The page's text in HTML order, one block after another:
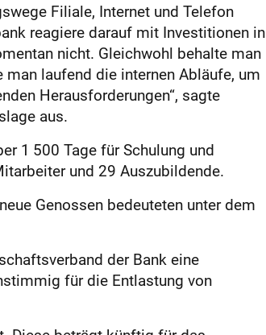
Filiale, Internet und Telefon
reagiere darauf mit Investitionen in
nicht. Gleichwohl behalte man
man laufend die internen Abläufe, um
Herausforderungen“, sagte
aus.
1 500 Tage für Schulung und
und 29 Auszubildende.
Genossen bedeuteten unter dem
der Bank eine
für die Entlastung von